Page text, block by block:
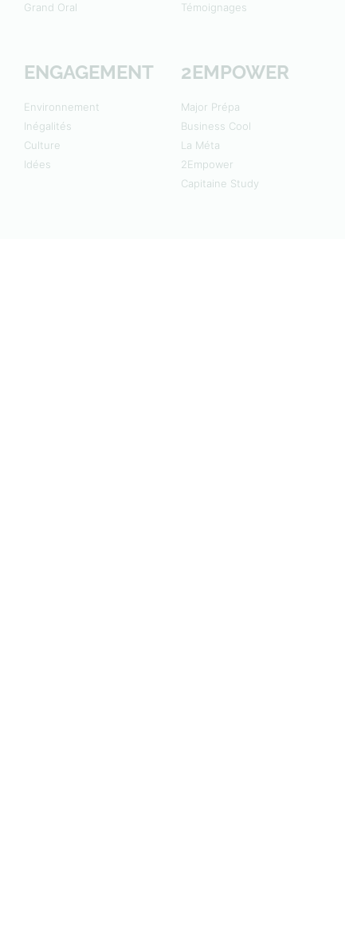
Grand Oral
Témoignages
ENGAGEMENT
Environnement
Inégalités
Culture
Idées
2EMPOWER
Major Prépa
Business Cool
La Méta
2Empower
Capitaine Study